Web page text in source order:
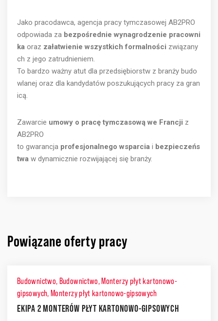
Jako pracodawca, agencja pracy tymczasowej AB2PRO
odpowiada za bezpośrednie wynagrodzenie pracowni
ka oraz załatwienie wszystkich formalności związany
ch z jego zatrudnieniem.
To bardzo ważny atut dla przedsiębiorstw z branży budo
wlanej oraz dla kandydatów poszukujących pracy za gran
icą.
Zawarcie umowy o pracę tymczasową we Francji z
AB2PRO
to gwarancja profesjonalnego wsparcia i bezpieczeńs
twa w dynamicznie rozwijającej się branży.
Powiązane oferty pracy
Budownictwo, Budownictwo, Monterzy płyt kartonowo-
gipsowych, Monterzy płyt kartonowo-gipsowych
EKIPA 2 MONTERÓW PŁYT KARTONOWO-GIPSOWYCH